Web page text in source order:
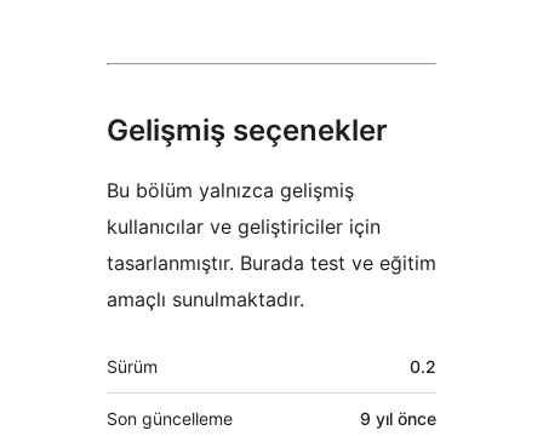
Gelişmiş seçenekler
Bu bölüm yalnızca gelişmiş
kullanıcılar ve geliştiriciler için
tasarlanmıştır. Burada test ve eğitim
amaçlı sunulmaktadır.
Meta
Sürüm 0.2
Son güncelleme 9 yıl önce